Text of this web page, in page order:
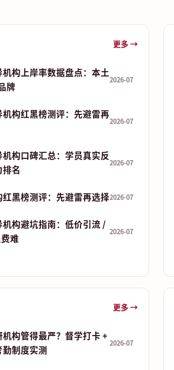
更多 →
构上岸率数据盘点：本土
牌
2026-07
构红黑榜测评：先避雷再
2026-07
构口碑汇总：学员真实反
排名
2026-07
黑榜测评：先避雷再选择2026-07
构避坑指南：低价引流 /
难
2026-07
更多 →
构管得最严？督学打卡 +
勤制度实测
2026-07